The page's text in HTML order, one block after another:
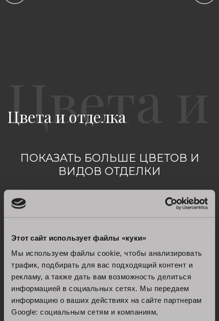
Этот сайт использует файлы «куки»
Мы используем файлы cookie, чтобы анализировать
трафик, подбирать для вас подходящий контент и
рекламу, а также дать вам возможность делиться
информацией в социальных сетях. Мы передаем
информацию о ваших действиях на сайте партнерам
Google: социальным сетям и компаниям,
Цвета и отделка
ПОКАЗАТЬ БОЛЬШЕ ЦВЕТОВ И
ВИДОВ ОТДЕЛКИ